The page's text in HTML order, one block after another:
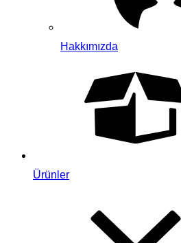
Hakkımızda
Ürünler